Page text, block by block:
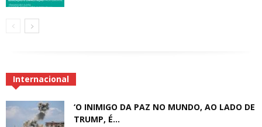
Internacional
‘O INIMIGO DA PAZ NO MUNDO, AO LADO DE
TRUMP, É...